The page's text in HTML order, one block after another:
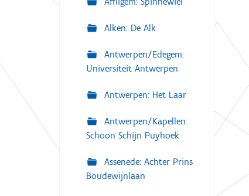
Alken: De Alk
Antwerpen/Edegem:
Universiteit Antwerpen
Antwerpen: Het Laar
Antwerpen/Kapellen:
Schoon Schijn Puyhoek
Assenede: Achter Prins
Boudewijnlaan